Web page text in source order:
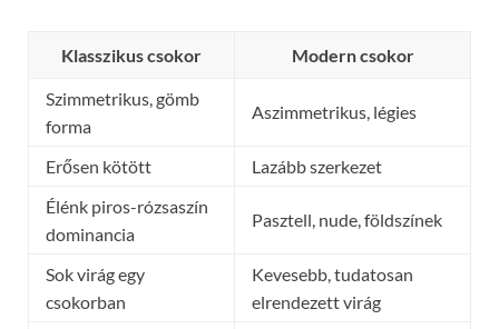
Klasszikus csokor Modern csokor
Szimmetrikus, gömb
forma
Aszimmetrikus, légies
Erősen kötött
Lazább szerkezet
Élénk piros-rózsaszín
dominancia
Pasztell, nude, földszínek
Sok virág egy
csokorban
Kevesebb, tudatosan
elrendezett virág